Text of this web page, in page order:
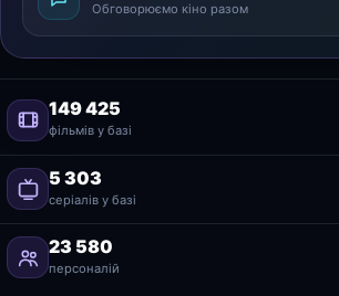
Обговорюємо кіно разом
149 425
фільмів у базі
5 303
серіалів у базі
23 580
персоналій